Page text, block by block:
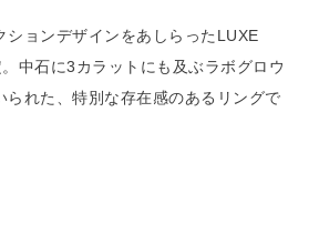
ションデザインをあしらったLUXE
中石に3カラットにも及ぶラボグロウ
られた、特別な存在感のあるリングで